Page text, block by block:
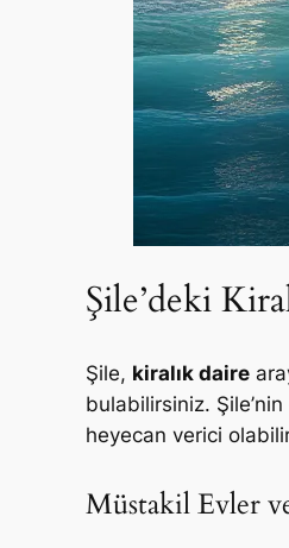
Şile’deki
Şile, kiralık daire
bulabilirsiniz.
heyecan verici
Müstakil Evler